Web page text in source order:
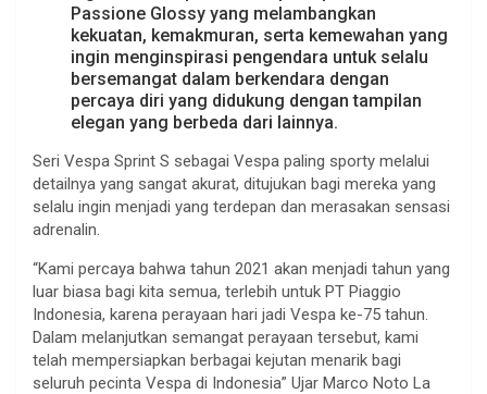
Passione Glossy yang melambangkan
kekuatan, kemakmuran, serta kemewahan yang
ingin menginspirasi pengendara untuk selalu
bersemangat dalam berkendara dengan
percaya diri yang didukung dengan tampilan
elegan yang berbeda dari lainnya.
Seri Vespa Sprint S sebagai Vespa paling sporty melalui
detailnya yang sangat akurat, ditujukan bagi mereka yang
selalu ingin menjadi yang terdepan dan merasakan sensasi
adrenalin.
“Kami percaya bahwa tahun 2021 akan menjadi tahun yang
luar biasa bagi kita semua, terlebih untuk PT Piaggio
Indonesia, karena perayaan hari jadi Vespa ke-75 tahun.
Dalam melanjutkan semangat perayaan tersebut, kami
telah mempersiapkan berbagai kejutan menarik bagi
seluruh pecinta Vespa di Indonesia” Ujar Marco Noto La